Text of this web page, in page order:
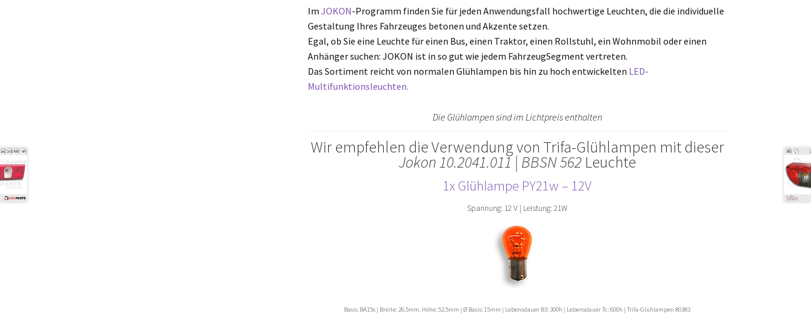
ImJOKON-Programm finden Sie für jeden Anwendungsfall hochwertige Leuchten, die die individuelle
Gestaltung Ihres Fahrzeuges betonen und Akzente setzen.
Egal, ob Sie eine Leuchte für einen Bus, einen Traktor, einen Rollstuhl, ein Wohnmobil oder einen
Anhänger suchen: JOKON ist in so gut wie jedem FahrzeugSegment vertreten.
Das Sortiment reicht von normalen Glühlampen bis hin zu hoch entwickelten LED-
Multifunktionsleuchten.
Die Glühlampen sind im Lichtpreis enthalten
Wir empfehlen die Verwendung von Trifa-Glühlampen mit dieser
Jokon 10.2041.011 | BBSN 562 Leuchte
1x Glühlampe PY21w – 12V
Spannung: 12 V | Leistung: 21W
Basis: BA15s | Breite: 26.5mm. Höhe: 52.5mm | Ø Basis: 15mm | Lebensdauer B3: 300h | Lebensdauer Tc: 600h | Trifa-Glühlampen 80383